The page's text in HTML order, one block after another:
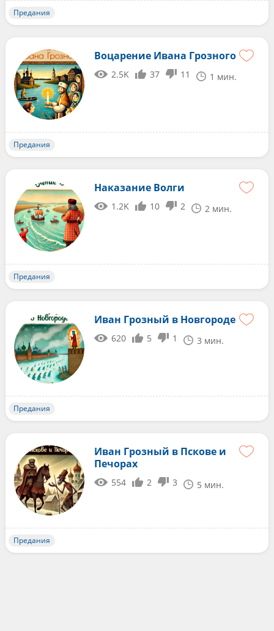
Предания
Воцарение Ивана Грозного
2.5K 37 11 1 мин.
Предания
Наказание Волги
1.2K 10 2 2 мин.
Предания
Иван Грозный в Новгороде
620 5 1 3 мин.
Предания
Иван Грозный в Пскове и
Печорах
554 2 3 5 мин.
Предания